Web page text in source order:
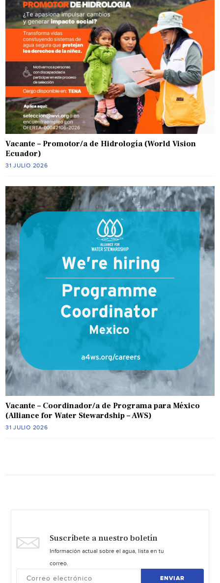
Vacante – Promotor/a de Hidrología (World Vision
Ecuador)
31 JULIO 2026
Vacante – Coordinador/a de Programa para México
(Alliance for Water Stewardship – AWS)
31 JULIO 2026
Suscríbete a nuestro boletín
Información actual sobre el agua, lista en tu
correo.
ENVIAR